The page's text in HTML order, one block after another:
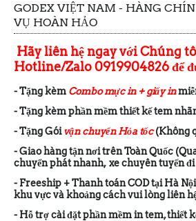
GODEX VIỆT NAM - HÀNG
VỤ HOÀN HẢO
Hãy liên hệ ngay với Chúng
Hotline/Zalo 0919904826 để
- Tặng kèm Combo mực in + giấy in
- Tặng kèm phần mềm thiết kế tem
- Tặng Góivận chuyển Hỏa tốc(Không
- Giao hàng tận nơi trên Toàn Quốc
chuyển phát nhanh, xe chuyên tuyến
- Freeship + Thanh toán COD tại Hà
khu vực và khoảng cách vui lòng liên
- Hỗ trợ cài đặt phần mềm in tem, thiết